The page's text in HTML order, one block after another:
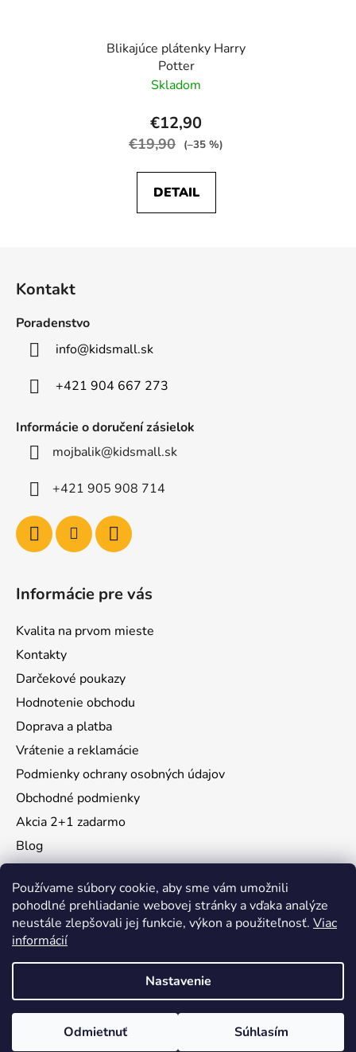
Používame súbory cookie, aby sme vám umožnili
pohodlné prehliadanie webovej stránky a vďaka analýze
neustále zlepšovali jej funkcie, výkon a použiteľnosť. Viac
informácií
Nastavenie
Odmietnuť Súhlasím
Blikajúce plátenky Harry
Potter
Skladom
€12,90
€19,90 (–35 %)
DETAIL
Kontakt
Poradenstvo
info@kidsmall.sk
+421 904 667 273
Informácie o doručení zásielok
mojbalik@kidsmall.sk
+421 905 908 714
Informácie pre vás
Kvalita na prvom mieste
Kontakty
Darčekové poukazy
Hodnotenie obchodu
Doprava a platba
Vrátenie a reklamácie
Podmienky ochrany osobných údajov
Obchodné podmienky
Akcia 2+1 zadarmo
Blog
Instagram
Vytvoril Shoptet
Copyright 2026KidsMall
. Všetky práva vyhradené.